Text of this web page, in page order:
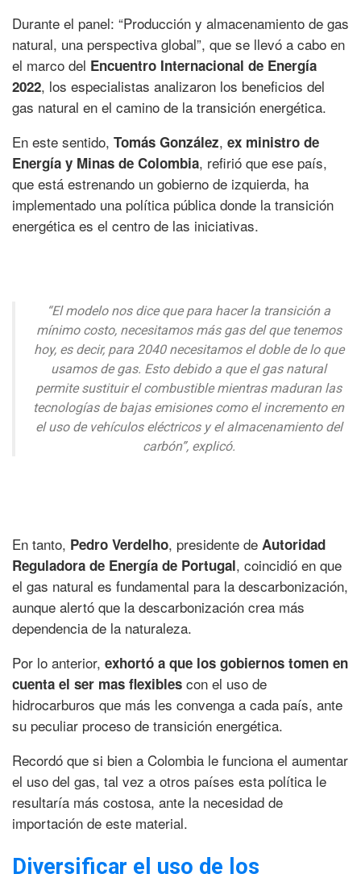
Durante el panel: “Producción y almacenamiento de gas
natural, una perspectiva global”, que se llevó a cabo en
el marco del Encuentro Internacional de Energía
2022, los especialistas analizaron los beneficios del
gas natural en el camino de la transición energética.
En este sentido, Tomás González, ex ministro de
Energía y Minas de Colombia, refirió que ese país,
que está estrenando un gobierno de izquierda, ha
implementado una política pública donde la transición
energética es el centro de las iniciativas.
“El modelo nos dice que para hacer la transición a
mínimo costo, necesitamos más gas del que tenemos
hoy, es decir, para 2040 necesitamos el doble de lo que
usamos de gas. Esto debido a que el gas natural
permite sustituir el combustible mientras maduran las
tecnologías de bajas emisiones como el incremento en
el uso de vehículos eléctricos y el almacenamiento del
carbón”, explicó.
En tanto, Pedro Verdelho, presidente de Autoridad
Reguladora de Energía de Portugal, coincidió en que
el gas natural es fundamental para la descarbonización,
aunque alertó que la descarbonización crea más
dependencia de la naturaleza.
Por lo anterior, exhortó a que los gobiernos tomen en
cuenta el ser mas flexibles con el uso de
hidrocarburos que más les convenga a cada país, ante
su peculiar proceso de transición energética.
Recordó que si bien a Colombia le funciona el aumentar
el uso del gas, tal vez a otros países esta política le
resultaría más costosa, ante la necesidad de
importación de este material.
Diversificar el uso de los